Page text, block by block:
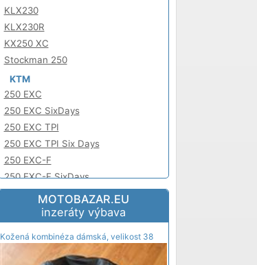
KLX230
KLX230R
KX250 XC
Stockman 250
KTM
250 EXC
250 EXC SixDays
250 EXC TPI
250 EXC TPI Six Days
250 EXC-F
250 EXC-F SixDays
250 XC TPI
250 XC-F
250 XC-W
250 XC-W TPI
MOTOBAZAR.EU
inzeráty výbava
Kožená kombinéza dámská, velikost 38